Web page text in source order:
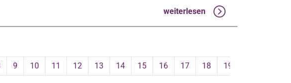
weiterlesen
9 10 11 12 13 14 15 16 17 18 19